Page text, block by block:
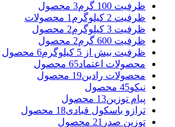
ظرفیت 100 گرم
3 محصول
ظرفیت 2 کیلوگرم
1 محصولات
ظرفیت 3 کیلوگرم
2 محصول
ظرفیت 600 گرم
2 محصول
ظرفیت بیش از 5 کیلوگرم
6 محصول
محصولات اعتماد65 محصول
محصولات رادین19 محصول
نیکو45 محصول
پیام توزین13 محصول
ترازو باسکول قبادی18 محصول
توزین صدر 21 محصول